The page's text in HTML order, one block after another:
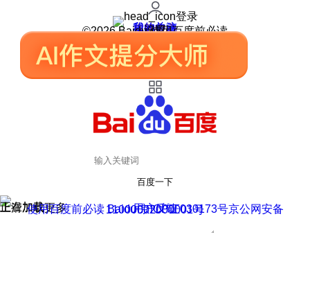
登录
我的关注
我的收藏
皮肤中心
用户反馈
设置
©2026 Baidu 使用百度前必读
百度一下
正在加载
上滑加载更多 用户反馈
使用百度前必读 Baidu 京ICP证030173号
京公网安备11000002000001号